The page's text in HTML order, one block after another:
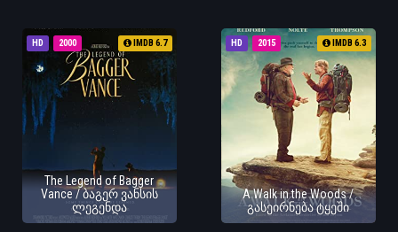
HD 2000 IMDB 6.7
The Legend of Bagger
Vance / ბაგერ ვანსის
ლეგენდა
HD 2015 IMDB 6.3
A Walk in the Woods /
გასეირნება ტყეში